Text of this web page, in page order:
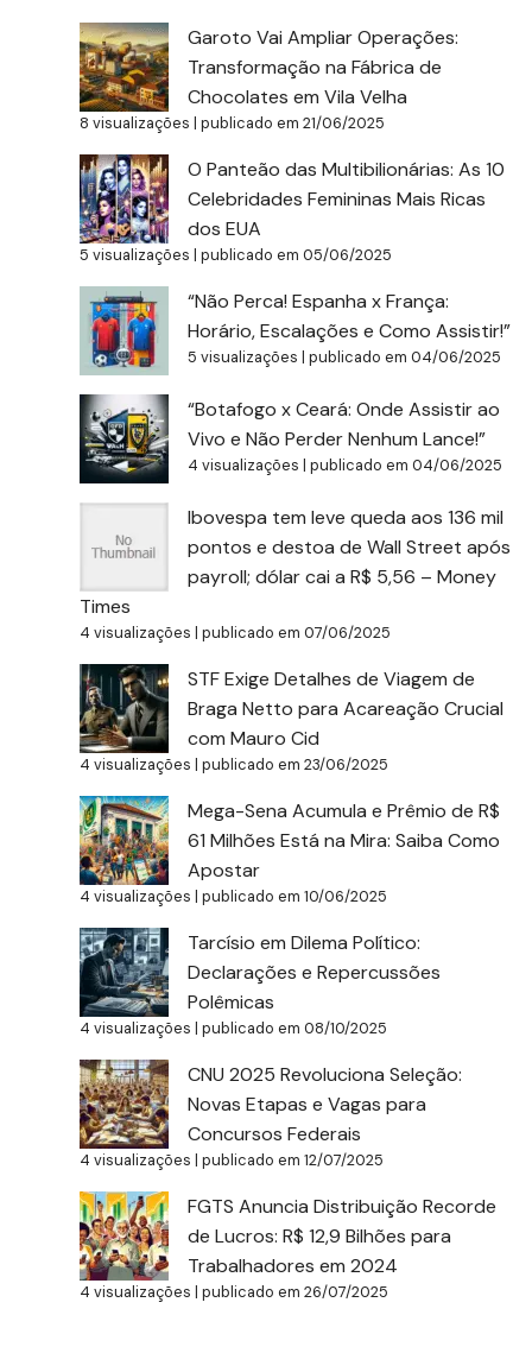
Garoto Vai Ampliar Operações:
Transformação na Fábrica de
Chocolates em Vila Velha
8 visualizações |publicado em 21/06/2025
O Panteão das Multibilionárias: As 10
Celebridades Femininas Mais Ricas
dos EUA
5 visualizações |publicado em 05/06/2025
“Não Perca! Espanha x França:
Horário, Escalações e Como Assistir!”
5 visualizações |publicado em 04/06/2025
“Botafogo x Ceará: Onde Assistir ao
Vivo e Não Perder Nenhum Lance!”
4 visualizações |publicado em 04/06/2025
Ibovespa tem leve queda aos 136 mil
pontos e destoa de Wall Street após
payroll; dólar cai a R$ 5,56 – Money
Times
4 visualizações |publicado em 07/06/2025
STF Exige Detalhes de Viagem de
Braga Netto para Acareação Crucial
com Mauro Cid
4 visualizações |publicado em 23/06/2025
Mega-Sena Acumula e Prêmio de R$
61 Milhões Está na Mira: Saiba Como
Apostar
4 visualizações |publicado em 10/06/2025
Tarcísio em Dilema Político:
Declarações e Repercussões
Polêmicas
4 visualizações |publicado em 08/10/2025
CNU 2025 Revoluciona Seleção:
Novas Etapas e Vagas para
Concursos Federais
4 visualizações |publicado em 12/07/2025
FGTS Anuncia Distribuição Recorde
de Lucros: R$ 12,9 Bilhões para
Trabalhadores em 2024
4 visualizações |publicado em 26/07/2025